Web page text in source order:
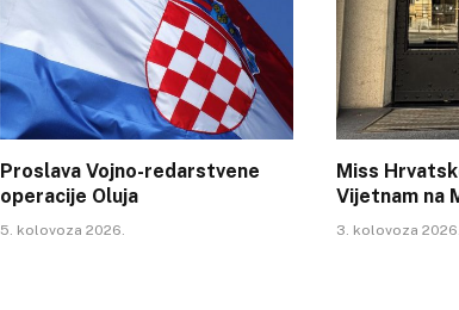
Proslava Vojno-redarstvene
operacije Oluja
5. kolovoza 2026.
Miss
Vijetnam na
3. kolovoza 2026.